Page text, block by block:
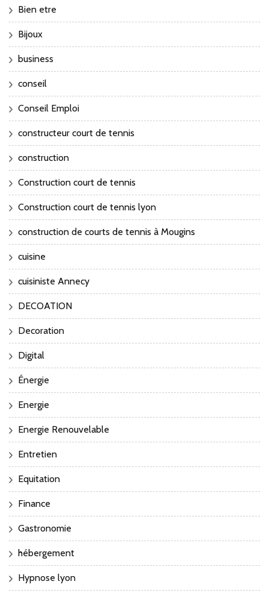
Bien etre
Bijoux
business
conseil
Conseil Emploi
constructeur court de tennis
construction
Construction court de tennis
Construction court de tennis lyon
construction de courts de tennis à Mougins
cuisine
cuisiniste Annecy
DECOATION
Decoration
Digital
Énergie
Energie
Energie Renouvelable
Entretien
Equitation
Finance
Gastronomie
hébergement
Hypnose lyon